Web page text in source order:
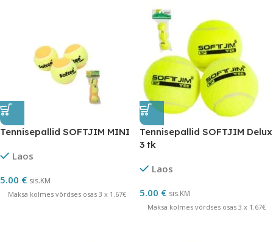
Tennisepallid SOFTJIM MINI
Laos
5.00 € sis.KM
Maksa kolmes võrdses osas 3 x 1.67€
Tennisepallid SOFTJIM Delux
3 tk
Laos
5.00 € sis.KM
Maksa kolmes võrdses osas 3 x 1.67€